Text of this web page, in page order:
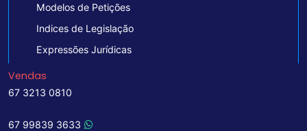
Modelos de Petições
Indices de Legislação
Expressões Jurídicas
Vendas
67 3213 0810
67 99839 3633